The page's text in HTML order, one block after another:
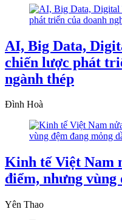
AI, Big Data,
chiến lược phát
ngành thép
Đình Hoà
Kinh tế Việt Nam
điểm, nhưng vùng
Yên Thao